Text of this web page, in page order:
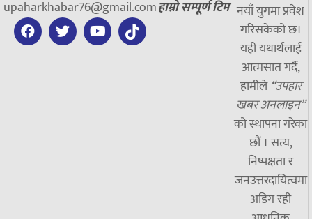
upaharkhabar76@gmail.comहाम्रो सम्पूर्ण टिम नयाँ युगमा प्रवेश
गरिसकेको छ।
यही यथार्थलाई
आत्मसात गर्दै,
हामीले “उपहार
खबर अनलाइन”
को स्थापना गरेका
छौं । सत्य,
निष्पक्षता र
जनउत्तरदायित्वमा
अडिग रही